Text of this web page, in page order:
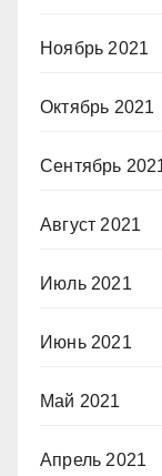
Ноябрь 2021
Октябрь 2021
Сентябрь
Август 2021
Июль 2021
Июнь 2021
Май 2021
Апрель 2021